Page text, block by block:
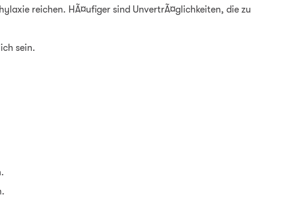
reichen. HÃ¤ufiger sind UnvertrÃ¤glichkeiten, die zu
sein.